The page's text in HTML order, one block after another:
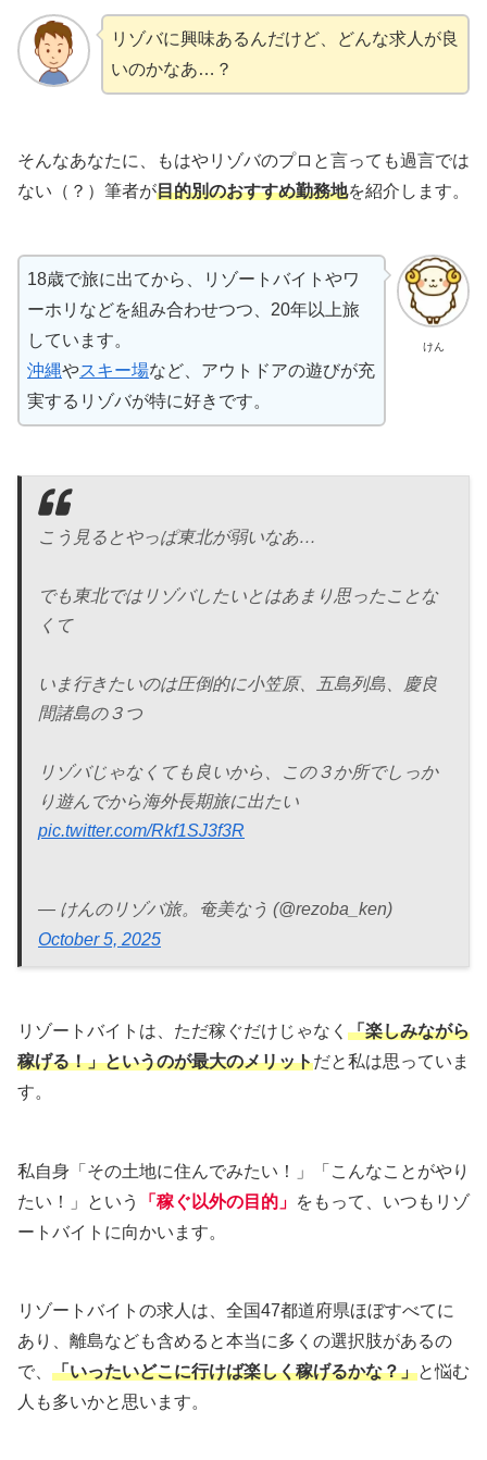
リゾバに興味あるんだけど、どんな求人が良
いのかなあ…？
そんなあなたに、もはやリゾバのプロと言っても過言では
ない（？）筆者が目的別のおすすめ勤務地を紹介します。
けん
18歳で旅に出てから、リゾートバイトやワ
ーホリなどを組み合わせつつ、20年以上旅
しています。
沖縄やスキー場など、アウトドアの遊びが充
実するリゾバが特に好きです。
こう見るとやっぱ東北が弱いなあ…
でも東北ではリゾバしたいとはあまり思ったことな
くて
いま行きたいのは圧倒的に小笠原、五島列島、慶良
間諸島の３つ
リゾバじゃなくても良いから、この３か所でしっか
り遊んでから海外長期旅に出たい
pic.twitter.com/Rkf1SJ3f3R
— けんのリゾバ旅。奄美なう (@rezoba_ken)
October 5, 2025
リゾートバイトは、ただ稼ぐだけじゃなく 「楽しみながら
稼げる！」というのが最大のメリットだと私は思っていま
す。
私自身「その土地に住んでみたい！」「こんなことがやり
たい！」という
「稼ぐ以外の目的」 をもって、いつもリゾ
ートバイトに向かいます。
リゾートバイトの求人は、全国47都道府県ほぼすべてに
あり、離島なども含めると本当に多くの選択肢があるの
で、 「いったいどこに行けば楽しく稼げるかな？」と悩む
人も多いかと思います。